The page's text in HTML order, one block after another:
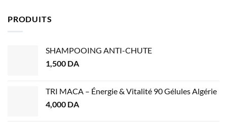
PRODUITS
SHAMPOOING ANTI-CHUTE
1,500 DA
TRI MACA – Énergie & Vitalité 90 Gélules Algérie
4,000 DA